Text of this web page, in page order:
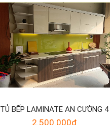
TỦ BẾP LAMINATE AN CƯỜNG 4
2.500.000₫